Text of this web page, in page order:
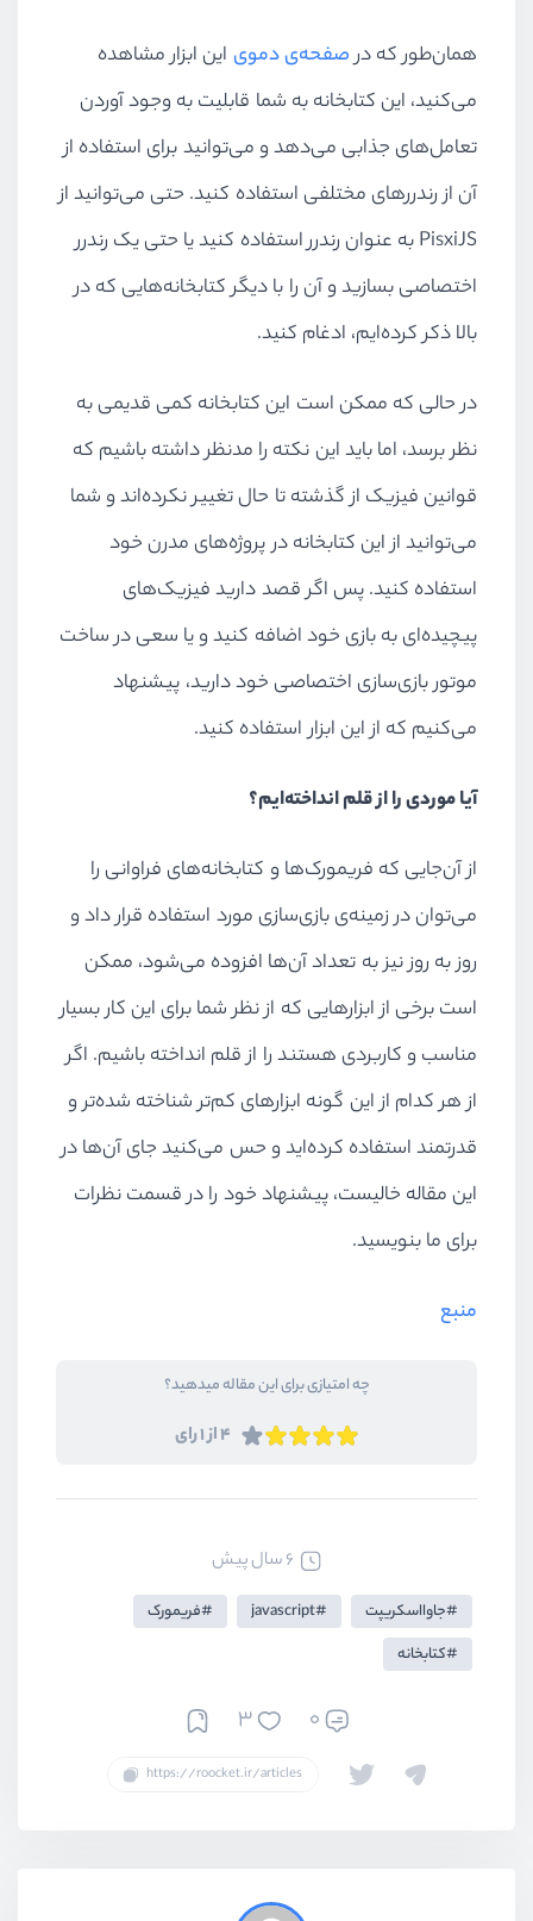
همان‌طور که درصفحه‌ی دموی این ابزار مشاهده
می‌کنید،‌ این کتابخانه به شما قابلیت به وجود آوردن
تعامل‌های جذابی می‌دهد و می‌توانید برای استفاده از
آن از رندررهای مختلفی استفاده کنید. حتی می‌توانید از
PisxiJS به عنوان رندرر استفاده کنید یا حتی یک رندرر
اختصاصی بسازید و آن را با دیگر کتابخانه‌هایی که در
بالا ذکر کرده‌ایم، ادغام کنید.
در حالی که ممکن است این کتابخانه کمی قدیمی به
نظر برسد،‌ اما باید این نکته را مدنظر داشته باشیم که
قوانین فیزیک از گذشته تا حال تغییر نکرده‌اند و شما
می‌توانید از این کتابخانه در پروژه‌های مدرن خود
استفاده کنید. پس اگر قصد دارید فیزیک‌های
پیچیده‌ای به بازی خود اضافه کنید و یا سعی در ساخت
موتور بازی‌سازی اختصاصی خود دارید، پیشنهاد
می‌کنیم که از این ابزار استفاده کنید.
آیا موردی را از قلم انداخته‌ایم؟
از آن‌جایی که فریمورک‌ها و کتابخانه‌های فراوانی را
می‌توان در زمینه‌ی بازی‌سازی مورد استفاده قرار داد و
روز به روز نیز به تعداد آن‌ها افزوده می‌شود، ممکن
است برخی از ابزارهایی که از نظر شما برای این کار بسیار
مناسب و کاربردی هستند را از قلم انداخته باشیم. اگر
از هر کدام از این گونه ابزارهای کم‌تر شناخته شده‌تر و
قدرتمند استفاده کرده‌اید و حس می‌کنید جای‌ آن‌ها در
این مقاله خالیست، پیشنهاد خود را در قسمت نظرات
برای ما بنویسید.
منبع
چه امتیازی برای این مقاله میدهید؟
4 از 1 رای
6 سال پیش
جاوااسکریپت javascript
فریمورک
کتابخانه
0
3